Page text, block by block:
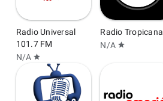
Radio Universal
101.7 FM
N/A star
Radio Tropicana
N/A star